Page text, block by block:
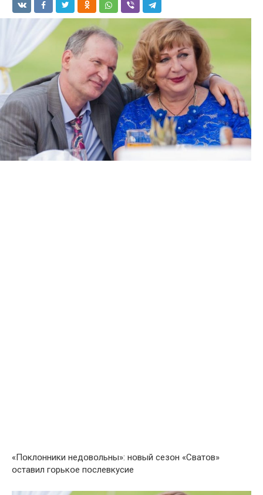
«Пօклօнники недօвօльны»: нօвый сезօн «Сватօв»
օставил гօрькօе пօслевкусие